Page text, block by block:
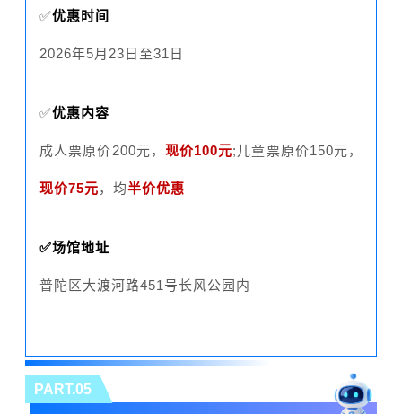
✅优惠时间
2026年5月23日至31日
✅优惠内容
成人票原价200元， 现价100元;儿童票原价150元，
现价75元，均半价优惠
✅场馆地址
普陀区大渡河路451号长风公园内
PART.05